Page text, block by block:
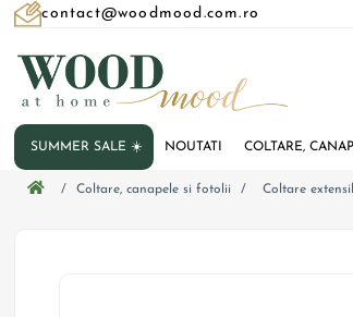
contact@woodmood.com.ro
SUMMER SALE ☀️ NOUTATI COLTARE,
/ Coltare, canapele si fotolii / Coltare